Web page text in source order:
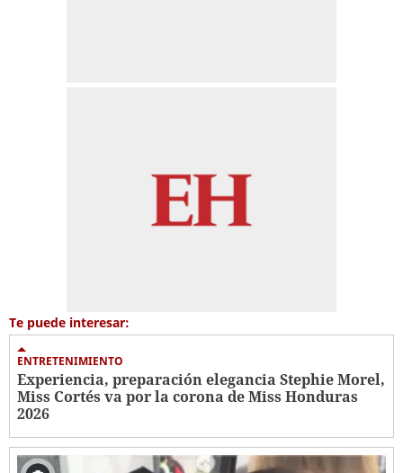
Te puede interesar:
ENTRETENIMIENTO
Experiencia, preparación elegancia Stephie Morel,
Miss Cortés va por la corona de Miss Honduras
2026